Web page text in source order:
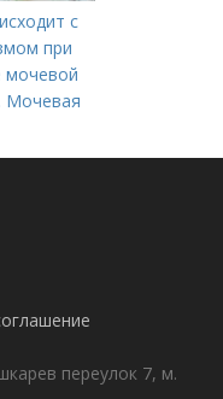
с
при
мочевой
Мочевая
переулок 7, м.